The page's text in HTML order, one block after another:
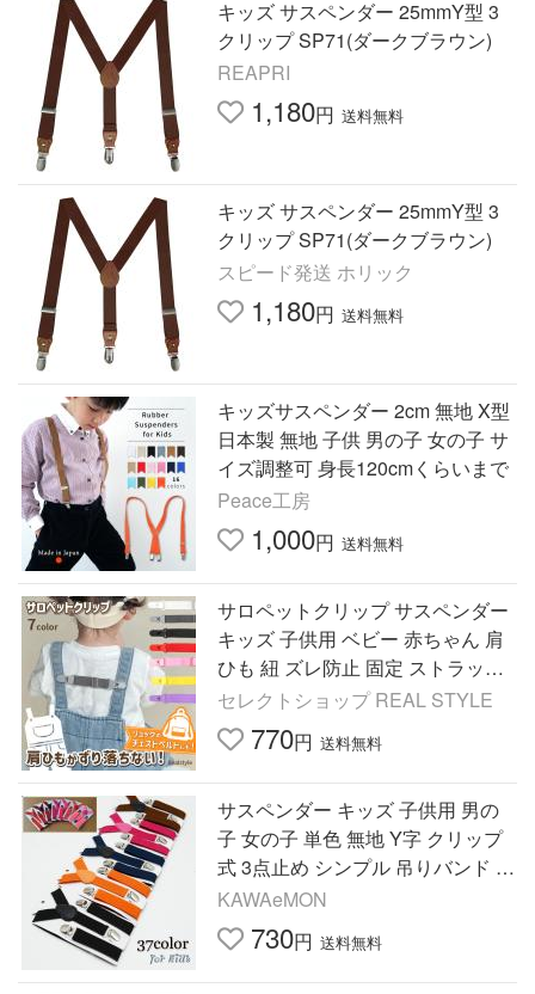
キッズ サスペンダー 25mmY型 3
クリップ SP71(ダークブラウン)
REAPRI
1,180円 送料無料
キッズ サスペンダー 25mmY型 3
クリップ SP71(ダークブラウン)
スピード発送 ホリック
1,180円 送料無料
キッズサスペンダー 2cm 無地 X型
日本製 無地 子供 男の子 女の子 サ
イズ調整可 身長120cmくらいまで
Peace工房
1,000円 送料無料
サロペットクリップ サスペンダー
キッズ 子供用 ベビー 赤ちゃん 肩
ひも 紐 ズレ防止 固定 ストラップ
オーバーオール 男の子 女の子 子
ども かわいい 爆買
セレクトショップ REAL STYLE
770円 送料無料
サスペンダー キッズ 子供用 男の
子 女の子 単色 無地 Y字 クリップ
式 3点止め シンプル 吊りバンド 伸
縮性 長さ調整可能 おしゃれ カラ
バリ豊
KAWAeMON
730円 送料無料